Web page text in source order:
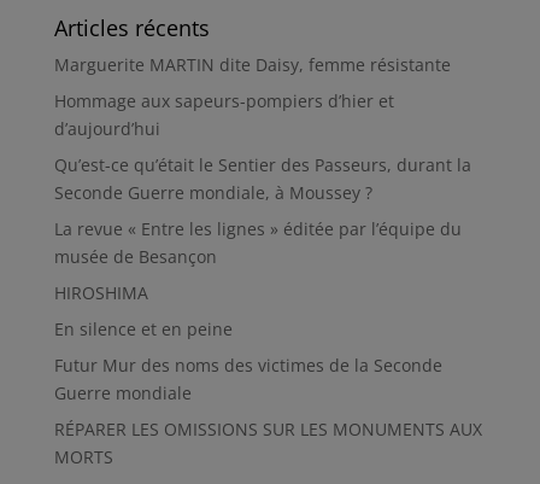
Articles récents
Marguerite MARTIN dite Daisy, femme résistante
Hommage aux sapeurs-pompiers d’hier et
d’aujourd’hui
Qu’est-ce qu’était le Sentier des Passeurs, durant la
Seconde Guerre mondiale, à Moussey ?
La revue « Entre les lignes » éditée par l’équipe du
musée de Besançon
HIROSHIMA
En silence et en peine
Futur Mur des noms des victimes de la Seconde
Guerre mondiale
RÉPARER LES OMISSIONS SUR LES MONUMENTS AUX
MORTS